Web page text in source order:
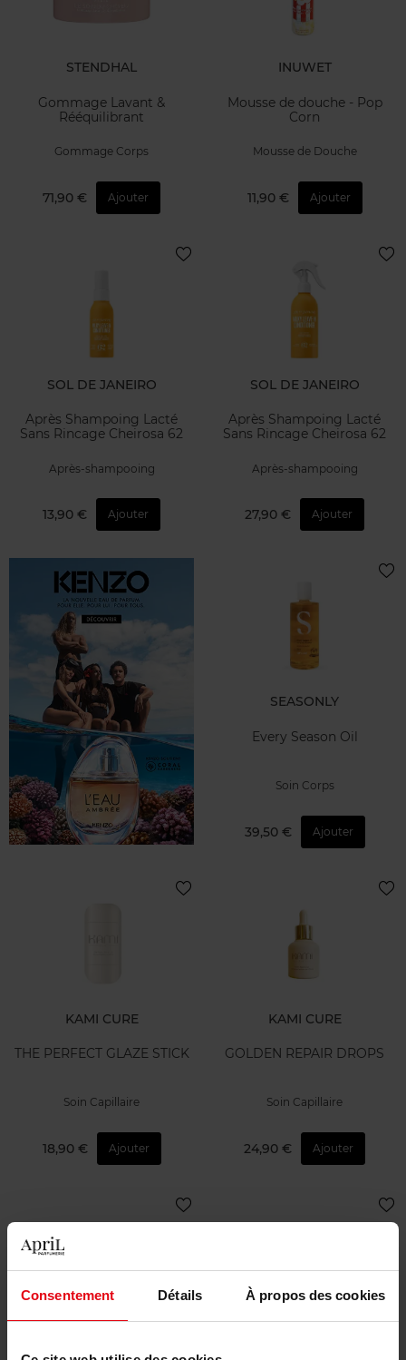
Consentement Détails À propos des cookies
STENDHAL
Gommage Lavant &
Rééquilibrant
Gommage Corps
71,90 € Ajouter
INUWET
Mousse de douche - Pop
Corn
Mousse de Douche
11,90 € Ajouter
SOL DE JANEIRO
Après Shampoing Lacté
Sans Rincage Cheirosa 62
Après-shampooing
13,90 € Ajouter
SOL DE JANEIRO
Après Shampoing Lacté
Sans Rincage Cheirosa 62
Après-shampooing
27,90 € Ajouter
SEASONLY
Every Season Oil
Soin Corps
39,50 € Ajouter
KAMI CURE
THE PERFECT GLAZE STICK
Soin Capillaire
18,90 € Ajouter
KAMI CURE
GOLDEN REPAIR DROPS
Soin Capillaire
24,90 € Ajouter